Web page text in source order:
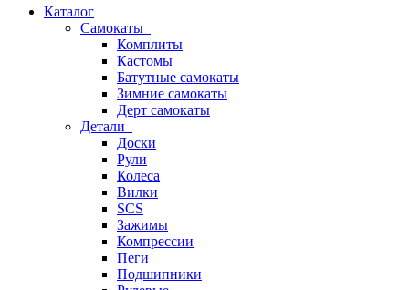
Каталог
Самокаты
Комплиты
Кастомы
Батутные самокаты
Зимние самокаты
Дерт самокаты
Детали
Доски
Рули
Колеса
Вилки
SCS
Зажимы
Компрессии
Пеги
Подшипники